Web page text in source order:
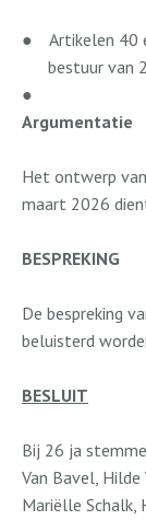
●
Artikelen 40
bestuur van
●
Argumentatie
Het ontwerp
maart 2026
BESPREKING
De bespreking
beluisterd
BESLUIT
Bij 26 ja
Van Bavel, Hilde
Mariëlle Schalk,